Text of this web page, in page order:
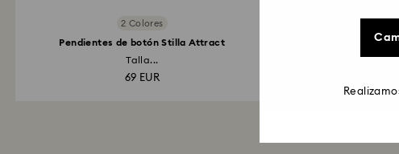
2 Colores
Pendientes de botón Stilla Attract
Talla...
69 EUR
Infinity y